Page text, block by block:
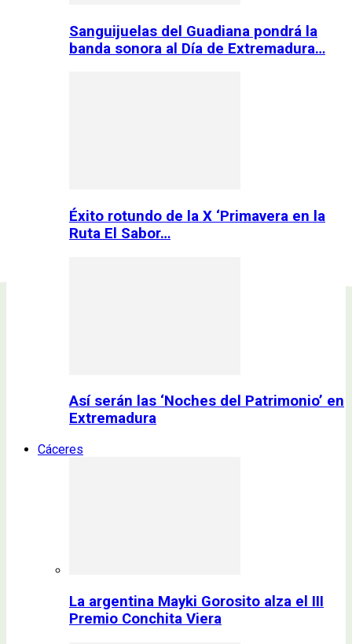
Sanguijuelas del Guadiana pondrá la
banda sonora al Día de Extremadura…
Éxito rotundo de la X ‘Primavera en la
Ruta El Sabor…
Así serán las ‘Noches del Patrimonio’ en
Extremadura
Cáceres
La argentina Mayki Gorosito alza el III
Premio Conchita Viera